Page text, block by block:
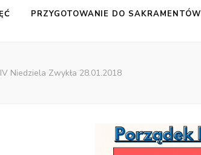
PRZYGOTOWANIE DO SAKRAMENTÓW
Niedziela Zwykła 28.01.2018